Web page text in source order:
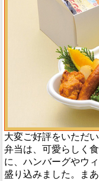
大変ご好評をいただ
弁当は、可愛らしく
に、ハンバーグやウ
盛り込みました。ま